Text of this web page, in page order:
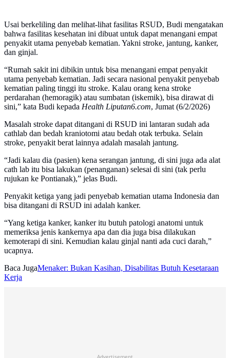
Usai berkeliling dan melihat-lihat fasilitas RSUD, Budi mengatakan
bahwa fasilitas kesehatan ini dibuat untuk dapat menangani empat
penyakit utama penyebab kematian. Yakni stroke, jantung, kanker,
dan ginjal.
“Rumah sakit ini dibikin untuk bisa menangani empat penyakit
utama penyebab kematian. Jadi secara nasional penyakit penyebab
kematian paling tinggi itu stroke. Kalau orang kena stroke
perdarahan (hemoragik) atau sumbatan (iskemik), bisa dirawat di
sini,” kata Budi kepada Health Liputan6.com, Jumat (6/2/2026)
Masalah stroke dapat ditangani di RSUD ini lantaran sudah ada
cathlab dan bedah kraniotomi atau bedah otak terbuka. Selain
stroke, penyakit berat lainnya adalah masalah jantung.
“Jadi kalau dia (pasien) kena serangan jantung, di sini juga ada alat
cath lab itu bisa lakukan (penanganan) selesai di sini (tak perlu
rujukan ke Pontianak),” jelas Budi.
Penyakit ketiga yang jadi penyebab kematian utama Indonesia dan
bisa ditangani di RSUD ini adalah kanker.
“Yang ketiga kanker, kanker itu butuh patologi anatomi untuk
memeriksa jenis kankernya apa dan dia juga bisa dilakukan
kemoterapi di sini. Kemudian kalau ginjal nanti ada cuci darah,”
ucapnya.
Baca JugaMenaker: Bukan Kasihan, Disabilitas Butuh Kesetaraan
Kerja
Advertisement